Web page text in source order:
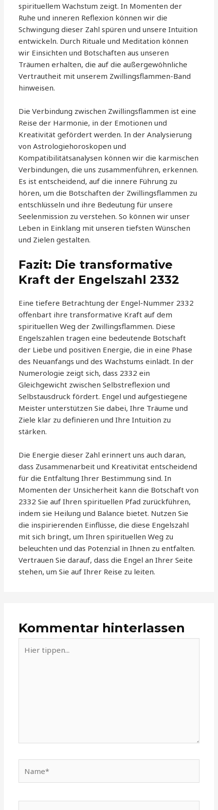
spirituellem Wachstum zeigt. In Momenten der
Ruhe und inneren Reflexion können wir die
Schwingung dieser Zahl spüren und unsere Intuition
entwickeln. Durch Rituale und Meditation können
wir Einsichten und Botschaften aus unseren
Träumen erhalten, die auf die außergewöhnliche
Vertrautheit mit unserem Zwillingsflammen-Band
hinweisen.
Die Verbindung zwischen Zwillingsflammen ist eine
Reise der Harmonie, in der Emotionen und
Kreativität gefördert werden. In der Analysierung
von Astrologiehoroskopen und
Kompatibilitätsanalysen können wir die karmischen
Verbindungen, die uns zusammenführen, erkennen.
Es ist entscheidend, auf die innere Führung zu
hören, um die Botschaften der Zwillingsflammen zu
entschlüsseln und ihre Bedeutung für unsere
Seelenmission zu verstehen. So können wir unser
Leben in Einklang mit unseren tiefsten Wünschen
und Zielen gestalten.
Fazit: Die transformative
Kraft der Engelszahl 2332
Eine tiefere Betrachtung der Engel-Nummer 2332
offenbart ihre transformative Kraft auf dem
spirituellen Weg der Zwillingsflammen. Diese
Engelszahlen tragen eine bedeutende Botschaft
der Liebe und positiven Energie, die in eine Phase
des Neuanfangs und des Wachstums einlädt. In der
Numerologie zeigt sich, dass 2332 ein
Gleichgewicht zwischen Selbstreflexion und
Selbstausdruck fördert. Engel und aufgestiegene
Meister unterstützen Sie dabei, Ihre Träume und
Ziele klar zu definieren und Ihre Intuition zu
stärken.
Die Energie dieser Zahl erinnert uns auch daran,
dass Zusammenarbeit und Kreativität entscheidend
für die Entfaltung Ihrer Bestimmung sind. In
Momenten der Unsicherheit kann die Botschaft von
2332 Sie auf Ihren spirituellen Pfad zurückführen,
indem sie Heilung und Balance bietet. Nutzen Sie
die inspirierenden Einflüsse, die diese Engelszahl
mit sich bringt, um Ihren spirituellen Weg zu
beleuchten und das Potenzial in Ihnen zu entfalten.
Vertrauen Sie darauf, dass die Engel an Ihrer Seite
stehen, um Sie auf Ihrer Reise zu leiten.
Kommentar hinterlassen
tippen...